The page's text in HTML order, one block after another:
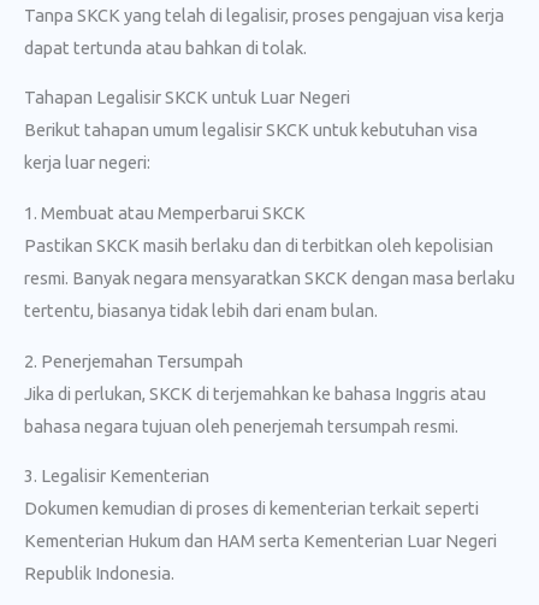
Tanpa SKCK yang telah di legalisir, proses pengajuan visa kerja
dapat tertunda atau bahkan di tolak.
Tahapan Legalisir SKCK untuk Luar Negeri
Berikut tahapan umum legalisir SKCK untuk kebutuhan visa
kerja luar negeri:
1. Membuat atau Memperbarui SKCK
Pastikan SKCK masih berlaku dan di terbitkan oleh kepolisian
resmi. Banyak negara mensyaratkan SKCK dengan masa berlaku
tertentu, biasanya tidak lebih dari enam bulan.
2. Penerjemahan Tersumpah
Jika di perlukan, SKCK di terjemahkan ke bahasa Inggris atau
bahasa negara tujuan oleh penerjemah tersumpah resmi.
3. Legalisir Kementerian
Dokumen kemudian di proses di kementerian terkait seperti
Kementerian Hukum dan HAM serta Kementerian Luar Negeri
Republik Indonesia.